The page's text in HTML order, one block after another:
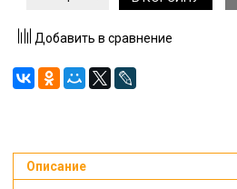
Добавить в сравнение
Описание